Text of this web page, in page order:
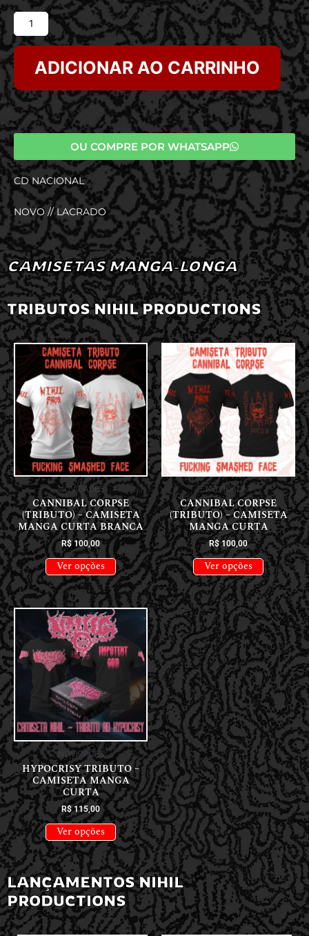
ADICIONAR AO CARRINHO
OU COMPRE POR WHATSAPP
CD NACIONAL
NOVO // LACRADO
CAMISETAS MANGA-LONGA
TRIBUTOS NIHIL PRODUCTIONS
NOVIDADES
CANNIBAL CORPSE
(TRIBUTO) – CAMISETA
MANGA CURTA BRANCA
R$100,00
Ver opções
NOVIDADES
CANNIBAL CORPSE
(TRIBUTO) – CAMISETA
MANGA CURTA
R$100,00
Ver opções
NOVIDADES
HYPOCRISY TRIBUTO –
CAMISETA MANGA
CURTA
R$115,00
Ver opções
LANÇAMENTOS NIHIL
PRODUCTIONS